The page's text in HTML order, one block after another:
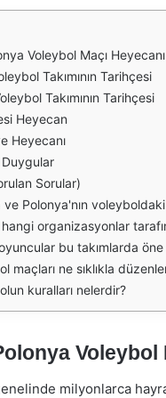
Voleybol Maçı Heyecanı
Takımının Tarihçesi
Takımının Tarihçesi
Heyecan
Heyecanı
Sorular)
ve Polonya'nın
organizasyonlar
bu takımlarda öne
maçları ne sıklıkla
kuralları nelerdir?
Voleybol
milyonlarca